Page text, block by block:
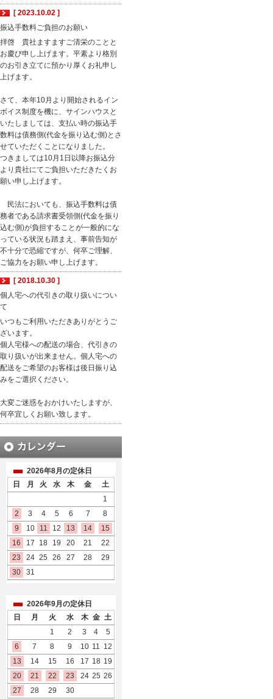
[ 2023.10.02 ]
振込手数料ご負担のお願い
拝啓 貴社ますますご清栄のことと
お慶び申し上げます。平素より格別
のお引き立てに預かり厚くお礼申し
上げます。
さて、本年10月より開始されるイン
ボイス制度を機に、サインハウスと
いたしましては、支払い時の振込手
数料は債務側(代金を振り込む側)とさ
せていただくことになりました。
つきましては10月1日以降お振込分
より貴社にてご負担いただきたくお
願い申し上げます。
民法においても、振込手数料は債
務者である請求書受領側(代金を振り
込む側)が負担することが一般的にな
っている状況も踏まえ、事前告知が
不十分で恐縮ですが、何卒ご理解、
ご協力をお願い申し上げます。
[ 2018.10.30 ]
個人宅への代引きの取り扱いについ
て
いつもご利用いただきありがとうご
ざいます。
個人宅様への配送の場合、代引きの
取り扱いが出来ません。個人宅への
配送をご希望のお客様は後日振り込
みをご選択ください。
大変ご迷惑をおかけいたしますが、
何卒宜しくお願い致します。
2026年8月の定休日
日
月 火 水 木 金
土
1
2
3 4 5 6 7
8
9
10 11 12 13 14
15
16
17 18 19 20 21
22
23
24 25 26 27 28
29
30
31
2026年9月の定休日
日
月 火 水 木 金 土
1
2 3 4
5
6
7 8 9 10 11 12
13
14 15 16 17 18 19
20
21 22 23 24 25 26
27
28 29 30